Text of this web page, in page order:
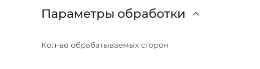
Параметры обработки
Кол-во обрабатываемых сторон